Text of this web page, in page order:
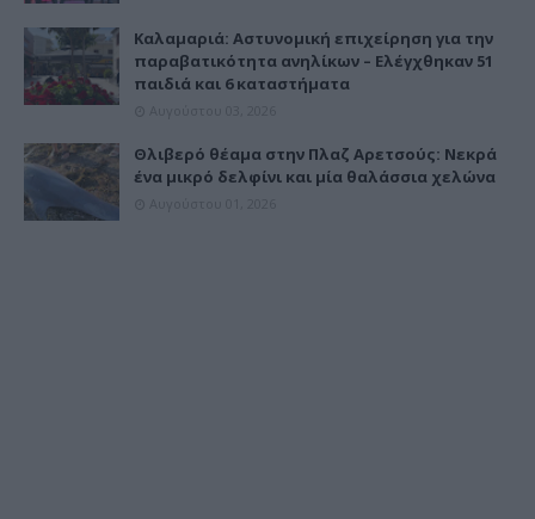
Καλαμαριά: Αστυνομική επιχείρηση για την
παραβατικότητα ανηλίκων – Ελέγχθηκαν 51
παιδιά και 6 καταστήματα
Θλιβερό θέαμα στην Πλαζ Αρετσούς: Νεκρά
ένα μικρό δελφίνι και μία θαλάσσια χελώνα